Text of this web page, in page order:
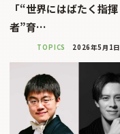
「“世界にはばたく指揮
者”育…
TOPICS 2026年5月1日